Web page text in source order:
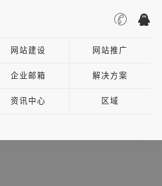
网站建设 网站推广
企业邮箱 解决方案
资讯中心 区域